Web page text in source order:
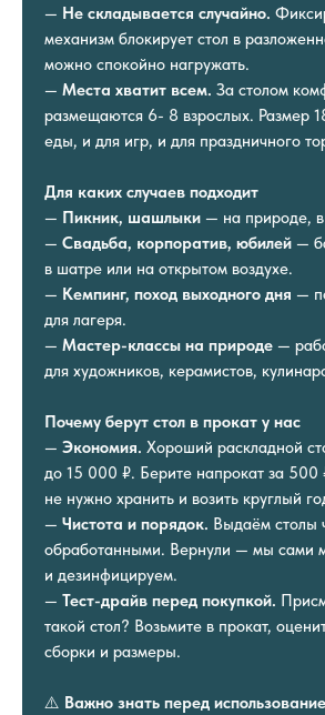
— Не складывается случайно.
механизм блокирует стол в
можно спокойно нагружать.
— Места хватит всем. За столом
размещаются 6- 8 взрослых. Размер
еды, и для игр, и для праздничного
Для каких случаев подходит
— Пикник, шашлыки — на природе, в
— Свадьба, корпоратив, юбилей —
в шатре или на открытом воздухе.
— Кемпинг, поход выходного дня —
для лагеря.
— Мастер-классы на природе —
для художников, керамистов,
Почему берут стол в прокат у нас
— Экономия. Хороший раскладной
до 15 000 ₽. Берите напрокат за 500
не нужно хранить и возить круглый
— Чистота и порядок. Выдаём столы
обработанными. Вернули — мы сами
и дезинфицируем.
— Тест-драйв перед покупкой.
такой стол? Возьмите в прокат,
сборки и размеры.
⚠️ Важно знать перед